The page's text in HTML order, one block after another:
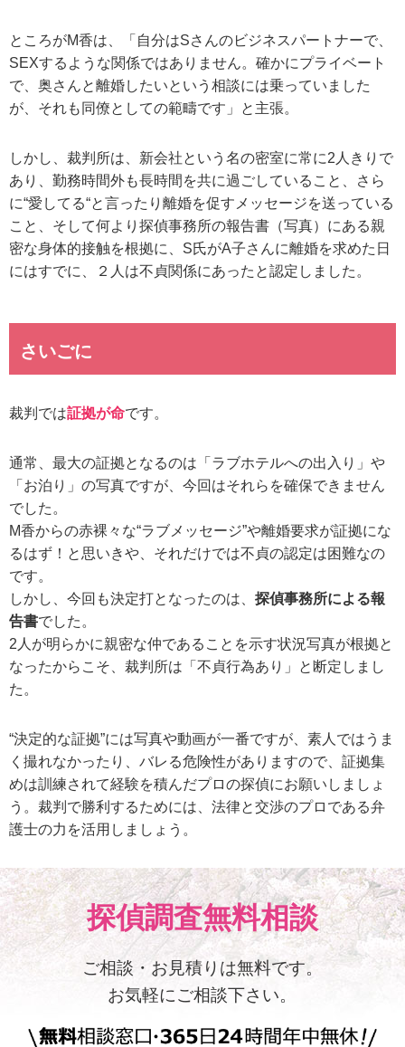
ところがM香は、「自分はSさんのビジネスパートナーで、
SEXするような関係ではありません。確かにプライベート
で、奥さんと離婚したいという相談には乗っていました
が、それも同僚としての範疇です」と主張。
しかし、裁判所は、新会社という名の密室に常に2人きりで
あり、勤務時間外も長時間を共に過ごしていること、さら
に“愛してる“と言ったり離婚を促すメッセージを送っている
こと、そして何より探偵事務所の報告書（写真）にある親
密な身体的接触を根拠に、S氏がA子さんに離婚を求めた日
にはすでに、２人は不貞関係にあったと認定しました。
さいごに
裁判では証拠が命です。
通常、最大の証拠となるのは「ラブホテルへの出入り」や
「お泊り」の写真ですが、今回はそれらを確保できません
でした。
M香からの赤裸々な“ラブメッセージ”や離婚要求が証拠にな
るはず！と思いきや、それだけでは不貞の認定は困難なの
です。
しかし、今回も決定打となったのは、 探偵事務所による報
告書でした。
2人が明らかに親密な仲であることを示す状況写真が根拠と
なったからこそ、裁判所は「不貞行為あり」と断定しまし
た。
“決定的な証拠”には写真や動画が一番ですが、素人ではうま
く撮れなかったり、バレる危険性がありますので、証拠集
めは訓練されて経験を積んだプロの探偵にお願いしましょ
う。裁判で勝利するためには、法律と交渉のプロである弁
護士の力を活用しましょう。
探偵調査無料相談
ご相談・お見積りは無料です。
お気軽にご相談下さい。